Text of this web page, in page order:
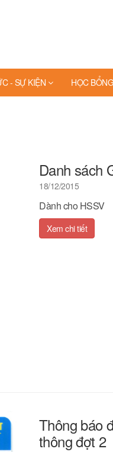
- SỰ KIỆN HỌC
Danh sách
18/12/2015
Dành cho HSSV
Xem chi tiết
Thông báo
thông đợt 2